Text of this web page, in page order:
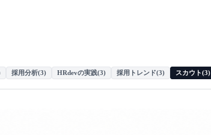
採用分析(3) HRdevの実践(3) 採用トレンド(3) スカウト(3)